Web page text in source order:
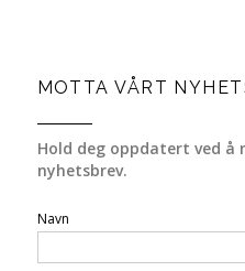
MOTTA VÅRT
Hold deg oppdatert ved å
nyhetsbrev.
Navn